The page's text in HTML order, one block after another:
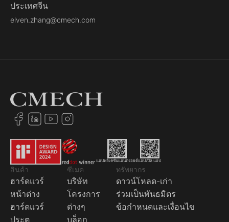
ประเทศจีน
elven.zhang@cmech.com
แอปพลิเคชันแอนดรอยด์แอปเปิล แอป
สินค้า
ฮาร์ดแวร์
หน้าต่าง
ฮาร์ดแวร์
ประตู
ซีเมค
บริษัท
โครงการ
ต่างๆ
บล็อก
ทรัพยากร
ดาวน์โหลด-เก่า
ร่วมเป็นพันธมิตร
ข้อกำหนดและเงื่อนไข